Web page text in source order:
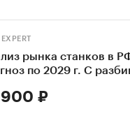
рынка станков в
по 2029 г. С
900 ₽